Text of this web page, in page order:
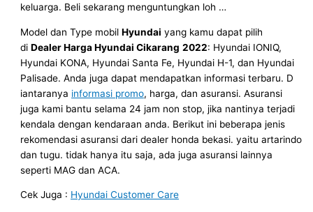
keluarga. Beli sekarang menguntungkan loh …
Model dan Type mobilHyundai yang kamu dapat pilih
diDealerHargaHyundai Cikarang 2022: Hyundai IONIQ,
Hyundai KONA, Hyundai Santa Fe, Hyundai H-1, dan Hyundai
Palisade. Anda juga dapat mendapatkan informasi terbaru. D
iantaranya informasi promo, harga, dan asuransi. Asuransi
juga kami bantu selama 24 jam non stop, jika nantinya terjadi
kendala dengan kendaraan anda. Berikut ini beberapa jenis
rekomendasi asuransi dari dealer honda bekasi. yaitu artarindo
dan tugu. tidak hanya itu saja, ada juga asuransi lainnya
seperti MAG dan ACA.
Cek Juga : Hyundai Customer Care